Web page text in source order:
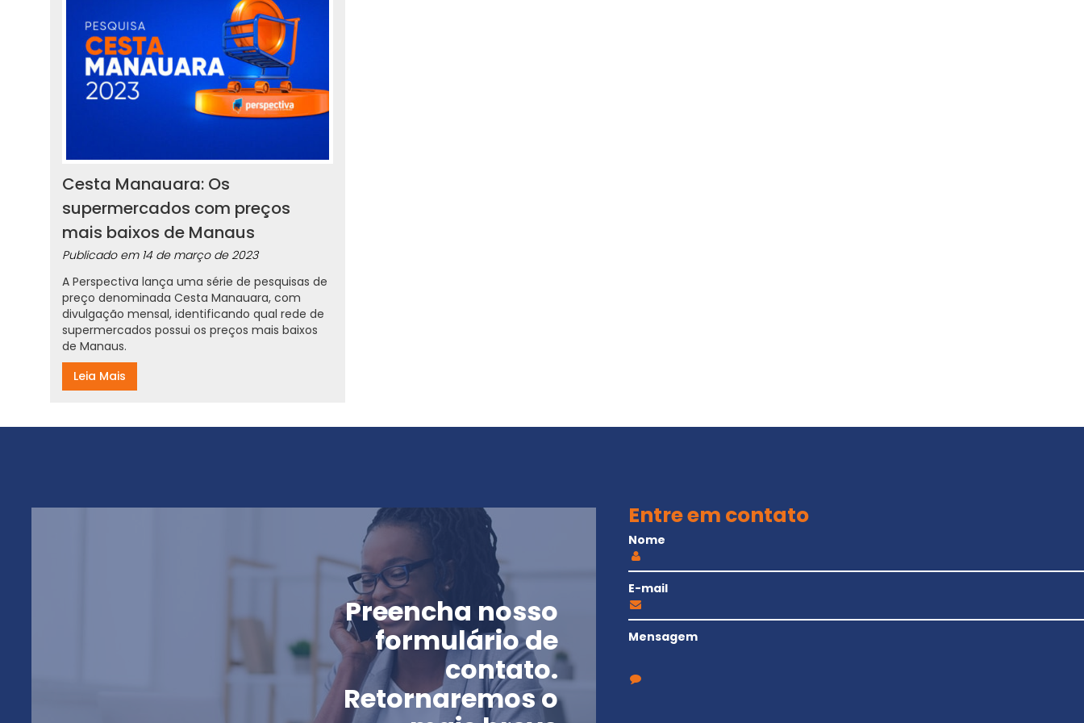
Cesta Manauara: Os
supermercados com preços
mais baixos de Manaus
Publicado em 14 de março de 2023
A Perspectiva lança uma série de pesquisas de
preço denominada Cesta Manauara, com
divulgação mensal, identificando qual rede de
supermercados possui os preços mais baixos
de Manaus.
Leia Mais
Preencha nosso
formulário de
contato.
Retornaremos o
Entre em contato
Nome
E-mail
Mensagem